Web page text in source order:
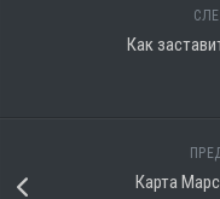
Как
Карта